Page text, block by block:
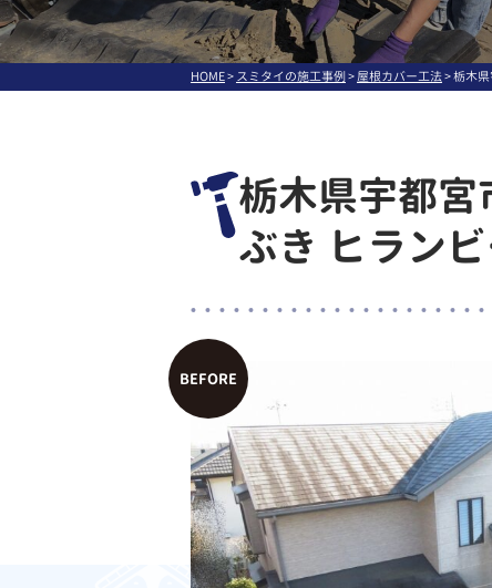
HOME>スミタイの施工事例>屋根カバー工法>栃木
栃木県宇都
ぶき ヒラン